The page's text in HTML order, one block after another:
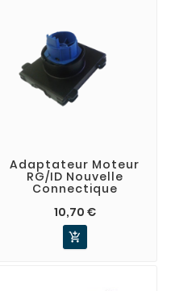
Adaptateur Moteur
RG/ID Nouvelle
Connectique
10,70 €
